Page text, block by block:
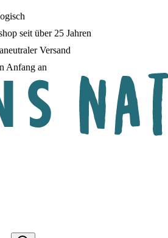
seit über 25 Jahren
Versand
Anfang an